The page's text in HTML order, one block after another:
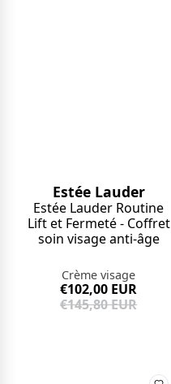
Estée Lauder
Estée Lauder Routine
Lift et Fermeté - Coffret
soin visage anti-âge
Crème visage
€102,00 EUR
€145,80 EUR